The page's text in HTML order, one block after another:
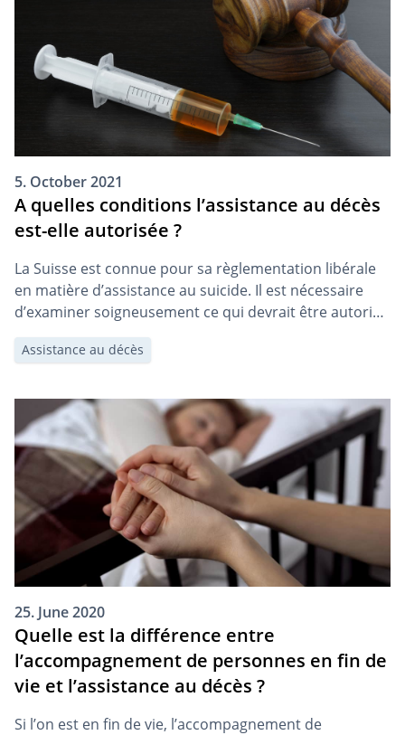
5. October 2021
A quelles conditions l’assistance au décès
est-elle autorisée ?
La Suisse est connue pour sa règlementation libérale
en matière d’assistance au suicide. Il est nécessaire
d’examiner soigneusement ce qui devrait être autorisé
dans ce domaine éthiquement sensible. Vous
trouverez ci-dessous une compilation des conditions
décès.
Assistance au décès
25. June 2020
Quelle est la différence entre
l’accompagnement de personnes en fin de
vie et l’assistance au décès ?
Si l’on est en fin de vie, l’accompagnement de